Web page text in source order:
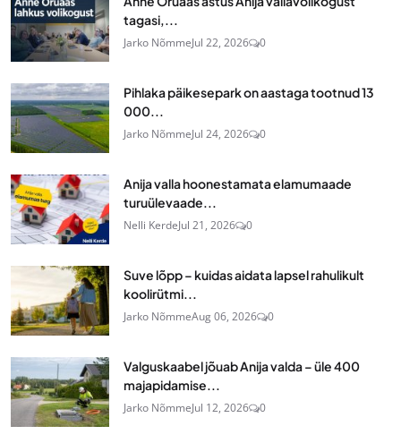
tagasi,...
Jarko NõmmeJul 22, 2026 0
Pihlaka päikesepark on aastaga tootnud 13
000...
Jarko NõmmeJul 24, 2026 0
Anija valla hoonestamata elamumaade
turuülevaade...
Nelli KerdeJul 21, 2026 0
Suve lõpp – kuidas aidata lapsel rahulikult
koolirütmi...
Jarko NõmmeAug 06, 2026 0
Valguskaabel jõuab Anija valda – üle 400
majapidamise...
Jarko NõmmeJul 12, 2026 0